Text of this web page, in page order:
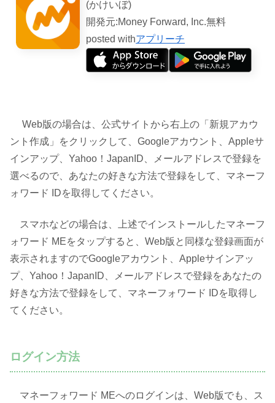
(かけいぼ)
開発元:Money Forward, Inc.無料
posted withアプリーチ
Web版の場合は、公式サイトから右上の「新規アカウ
ント作成」をクリックして、Googleアカウント、Appleサ
インアップ、Yahoo！JapanID、メールアドレスで登録を
選べるので、あなたの好きな方法で登録をして、マネーフ
ォワード IDを取得してください。
スマホなどの場合は、上述でインストールしたマネーフ
ォワード MEをタップすると、Web版と同様な登録画面が
表示されますのでGoogleアカウント、Appleサインアッ
プ、Yahoo！JapanID、メールアドレスで登録をあなたの
好きな方法で登録をして、マネーフォワード IDを取得し
てください。
ログイン方法
マネーフォワード MEへのログインは、Web版でも、ス